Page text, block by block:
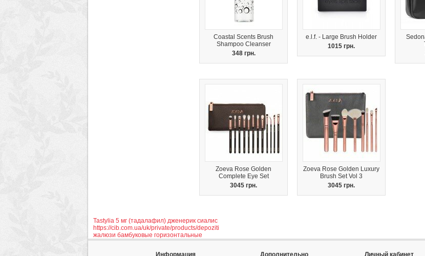
Coastal Scents Brush
Shampoo Cleanser
348 грн.
e.l.f. - Large Brush Holder
1015 грн.
Zoeva Rose Golden
Complete Eye Set
3045 грн.
Zoeva Rose Golden Luxury
Brush Set Vol 3
3045 грн.
Tastylia 5 мг (тадалафил) дженерик сиалис
https://cib.com.ua/uk/private/products/depoziti
жалюзи бамбуковые горизонтальные
Информация Дополнительно Личный кабинет